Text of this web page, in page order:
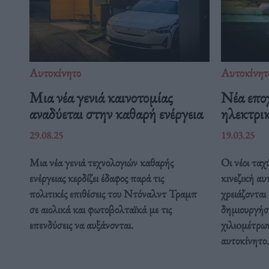
Αυτοκίνητο
Μια νέα γενιά καινοτομίας
αναδύεται στην καθαρή ενέργεια
29.08.25
Μια νέα γενιά τεχνολογιών καθαρής
ενέργειας κερδίζει έδαφος παρά τις
πολιτικές επιθέσεις του Ντόναλντ Τραμπ
σε αιολικά και φωτοβολταϊκά με τις
επενδύσεις να αυξάνονται.
Νέα
19.03.25
Οι νέοι
κινεζική
αυτοκίνητο.